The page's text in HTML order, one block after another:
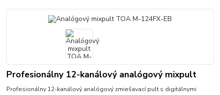
Profesionálny 12-kanálový analógový mixpult
Profesionálny 12-kanálový analógový zmiešavací pult s digitálnymi